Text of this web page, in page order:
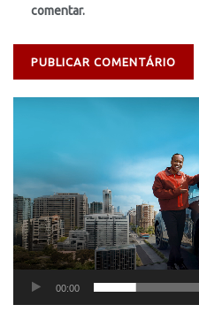
comentar.
00:00